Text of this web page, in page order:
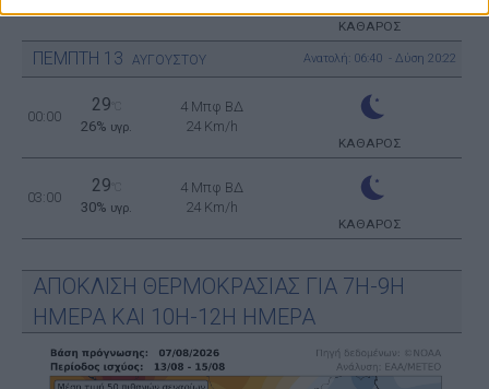
31%υγρ.
24 Km/h
ΚΑΘΑΡΟΣ
ΠΕΜΠΤΗ 13 ΑΥΓΟΥΣΤΟΥ Ανατολή: 06:40 - Δύση 20:22
00:00
29
26% υγρ.
4 Μπφ ΒΔ
24 Km/h
ΚΑΘΑΡΟΣ
03:00
29
30% υγρ.
4 Μπφ ΒΔ
24 Km/h
ΚΑΘΑΡΟΣ
ΑΠΟΚΛΙΣΗ ΘΕΡΜΟΚΡΑΣΙΑΣ ΓΙΑ 7Η-9Η
ΗΜΕΡΑ ΚΑΙ 10Η-12Η ΗΜΕΡΑ